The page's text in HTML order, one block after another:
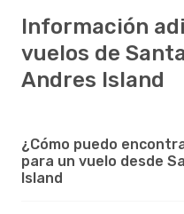
Información
vuelos de
Andres Island
¿Cómo puedo
para un vuelo desde
Island